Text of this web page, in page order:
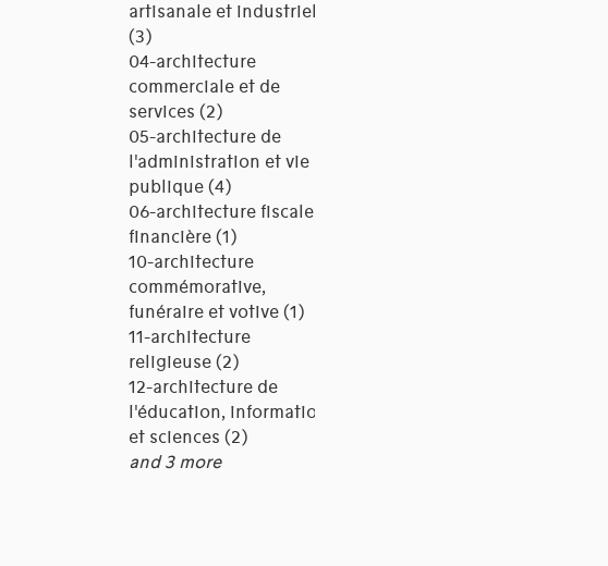
artisanale et industrielle
(3)
04-architecture
commerciale et de
services (2)
05-architecture de
l'administration et vie
publique (4)
06-architecture fiscale et
financière (1)
10-architecture
commémorative,
funéraire et votive (1)
11-architecture
religieuse (2)
12-architecture de
l'éducation, information
et sciences (2)
and 3 more